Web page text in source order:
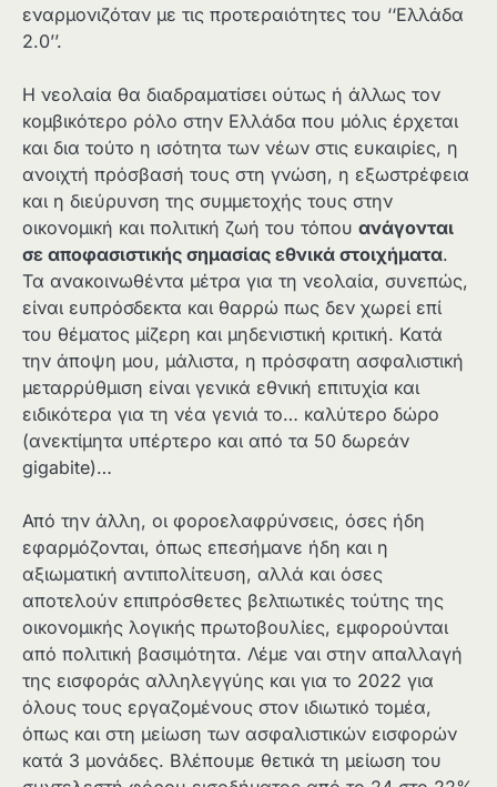
εναρμονιζόταν με τις προτεραιότητες του ‘‘Ελλάδα
2.0’’.
Η νεολαία θα διαδραματίσει ούτως ή άλλως τον
κομβικότερο ρόλο στην Ελλάδα που μόλις έρχεται
και δια τούτο η ισότητα των νέων στις ευκαιρίες, η
ανοιχτή πρόσβασή τους στη γνώση, η εξωστρέφεια
και η διεύρυνση της συμμετοχής τους στην
οικονομική και πολιτική ζωή του τόπου ανάγονται
σε αποφασιστικής σημασίας εθνικά στοιχήματα.
Τα ανακοινωθέντα μέτρα για τη νεολαία, συνεπώς,
είναι ευπρόσδεκτα και θαρρώ πως δεν χωρεί επί
του θέματος μίζερη και μηδενιστική κριτική. Κατά
την άποψη μου, μάλιστα, η πρόσφατη ασφαλιστική
μεταρρύθμιση είναι γενικά εθνική επιτυχία και
ειδικότερα για τη νέα γενιά το… καλύτερο δώρο
(ανεκτίμητα υπέρτερο και από τα 50 δωρεάν
gigabite)…
Από την άλλη, οι φοροελαφρύνσεις, όσες ήδη
εφαρμόζονται, όπως επεσήμανε ήδη και η
αξιωματική αντιπολίτευση, αλλά και όσες
αποτελούν επιπρόσθετες βελτιωτικές τούτης της
οικονομικής λογικής πρωτοβουλίες, εμφορούνται
από πολιτική βασιμότητα. Λέμε ναι στην απαλλαγή
της εισφοράς αλληλεγγύης και για το 2022 για
όλους τους εργαζομένους στον ιδιωτικό τομέα,
όπως και στη μείωση των ασφαλιστικών εισφορών
κατά 3 μονάδες. Βλέπουμε θετικά τη μείωση του